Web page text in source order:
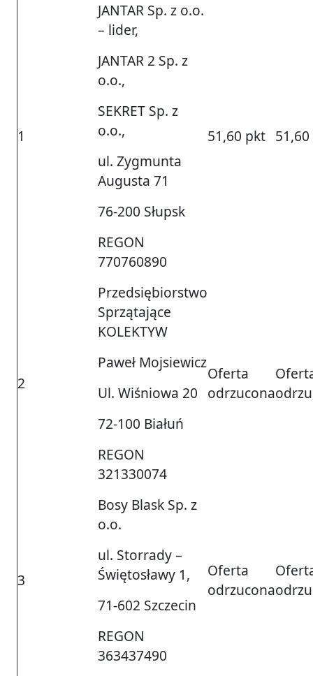
1
JANTAR Sp. z o.o.
– lider,
JANTAR 2 Sp. z
o.o.,
SEKRET Sp. z
o.o.,
ul. Zygmunta
Augusta 71
76-200 Słupsk
REGON
770760890
51,60 pkt
2
Przedsiębiorstwo
Sprzątające
KOLEKTYW
Paweł Mojsiewicz
Ul. Wiśniowa 20
72-100 Białuń
REGON
321330074
Oferta
odrzucona
3
Bosy Blask Sp. z
o.o.
ul. Storrady –
Świętosławy 1,
71-602 Szczecin
REGON
363437490
Oferta
odrzucona